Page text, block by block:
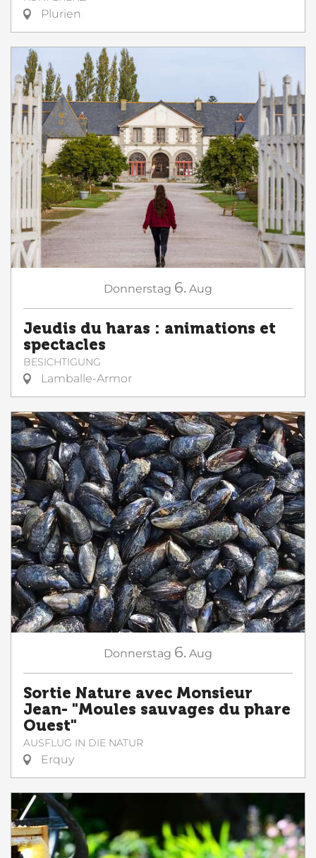
Plurien
Donnerstag 6. Aug
Jeudis du haras : animations et
spectacles
BESICHTIGUNG
Lamballe-Armor
Donnerstag 6. Aug
Sortie Nature avec Monsieur
Jean- "Moules sauvages du phare
Ouest"
AUSFLUG IN DIE NATUR
Erquy